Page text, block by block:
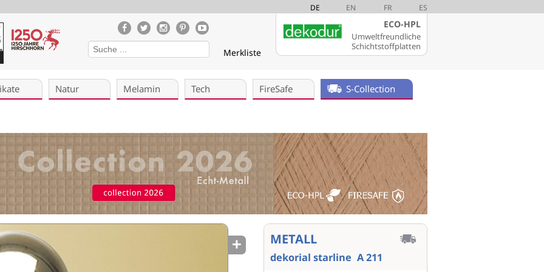
DE EN FR ES
Merkliste
ECO-HPL
Umweltfreundliche
Schichtstoffplatten
Natur Melamin Tech FireSafe S-Collection
METALL
dekorial starline A 211